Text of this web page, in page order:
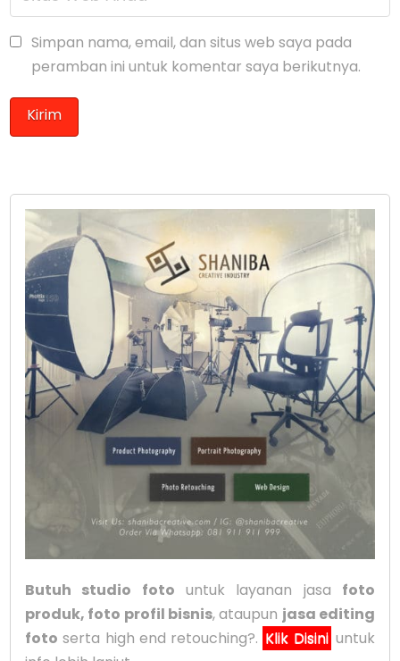
Simpan nama, email, dan situs web saya pada
peramban ini untuk komentar saya berikutnya.
Butuh studio foto untuk layanan jasa foto
produk, foto profil bisnis, ataupun jasa editing
foto serta high end retouching?. Klik Disini untuk